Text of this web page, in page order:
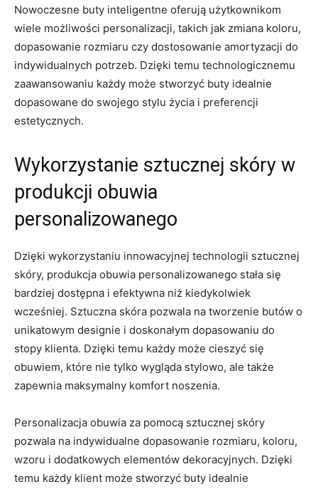
Nowoczesne buty⁤ inteligentne oferują‍ użytkownikom
wiele możliwości personalizacji, takich jak​ zmiana koloru,
dopasowanie rozmiaru ‌czy dostosowanie amortyzacji do
indywidualnych potrzeb. Dzięki temu technologicznemu⁣
zaawansowaniu każdy może stworzyć buty⁢ idealnie
‍dopasowane do ⁤swojego stylu życia i preferencji‌
estetycznych.
Wykorzystanie⁣ sztucznej skóry w
produkcji obuwia
personalizowanego
Dzięki wykorzystaniu innowacyjnej technologii sztucznej
skóry, ‍produkcja ​obuwia personalizowanego stała się ​
bardziej dostępna‍ i efektywna niż kiedykolwiek
wcześniej.‌ Sztuczna skóra‌ pozwala na tworzenie butów o
unikatowym designie i doskonałym dopasowaniu do
stopy klienta. Dzięki temu każdy może cieszyć się⁢
obuwiem, które nie tylko wygląda ⁢stylowo, ale także‌
zapewnia maksymalny komfort noszenia.
Personalizacja obuwia za pomocą​ sztucznej skóry
pozwala na indywidualne dopasowanie​ rozmiaru, koloru,
wzoru⁢ i dodatkowych elementów dekoracyjnych. Dzięki
temu każdy ​klient może ⁣stworzyć buty idealnie